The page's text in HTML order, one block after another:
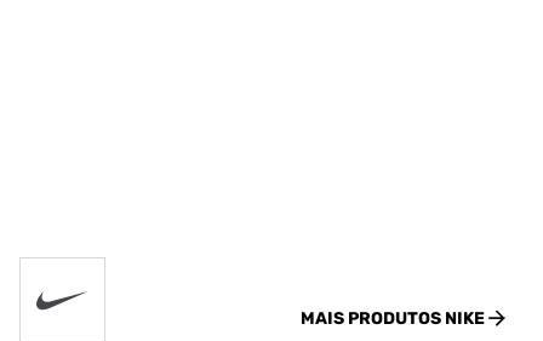
MAIS PRODUTOS NIKE